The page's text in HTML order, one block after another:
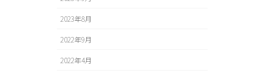
2023年8月
2022年9月
2022年4月